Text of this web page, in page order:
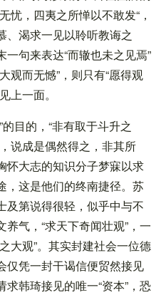
忧，四夷之所惮以不敢发“，
、渴求一见以聆听教诲之
句来表达“而辙也未之见焉”
观而无憾”，则只有“愿得观
上一面。
目的，“非有取于斗升之
说成是偶然得之，非其所
怀大志的知识分子梦寐以求
，这是他们的终南捷径。苏
及第说得很轻，似乎中与不
气，“求天下奇闻壮观”，一
大观”。其实封建社会一位德
仅凭一封干谒信便贸然接见
韩琦接见的唯一“资本”，恐